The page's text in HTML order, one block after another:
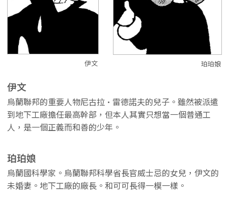
伊文 珀珀娘
伊文
烏蘭聯邦的重要人物尼古拉·雷德諾夫的兒子。雖然被派遣
到地下工廠擔任最高幹部，但本人其實只想當一個普通工
人，是一個正義而和善的少年。
珀珀娘
烏蘭國科學家。烏蘭聯邦科學省長官威士忌的女兒，伊文的
未婚妻。地下工廠的廠長。和可可長得一模一樣。